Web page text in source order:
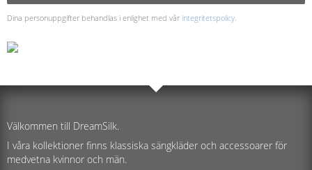
Dina personuppgifter behandlas i enlighet med vår integritetspolicy
Välkommen till DreamSilk.
I våra kollektioner finns klassiska sängkläder och accessoarer för
medvetna kvinnor och män.